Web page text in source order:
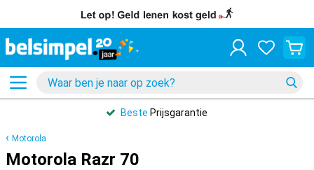
Beste Prijsgarantie
Motorola
Motorola Razr 70